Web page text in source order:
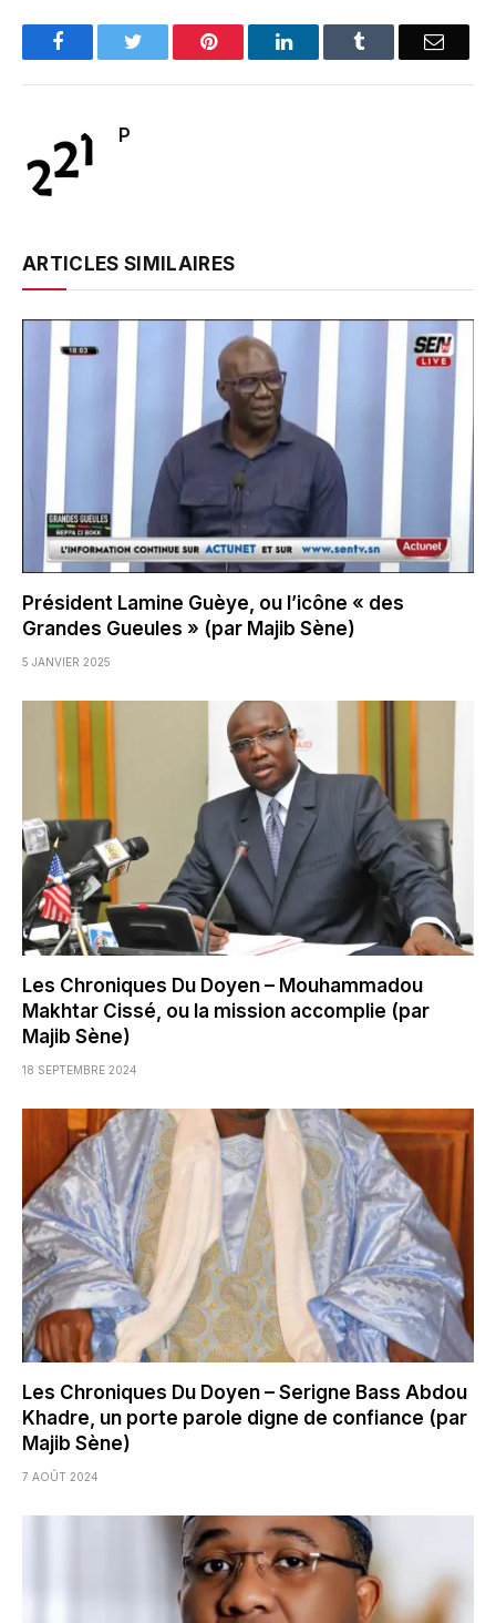
FacebookTwitter Pinterest LinkedInTumblr Email
P
ARTICLES SIMILAIRES
Président Lamine Guèye, ou l’icône « des
Grandes Gueules » (par Majib Sène)
5 JANVIER 2025
Les Chroniques Du Doyen – Mouhammadou
Makhtar Cissé, ou la mission accomplie (par
Majib Sène)
18 SEPTEMBRE 2024
Les Chroniques Du Doyen – Serigne Bass Abdou
Khadre, un porte parole digne de confiance (par
Majib Sène)
7 AOÛT 2024